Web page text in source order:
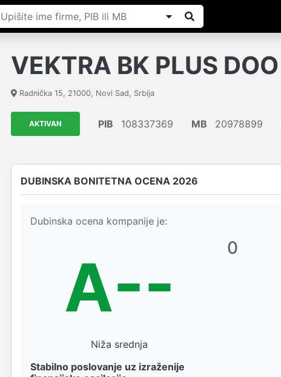
VEKTRA BK PLUS DOO
Radnička 15, 21000, Novi Sad, Srbija
AKTIVAN PIB 108337369 MB 20978899
DUBINSKA BONITETNA OCENA 2026
Dubinska ocena kompanije je:
A--
Niža srednja
Stabilno poslovanje uz izraženije
0